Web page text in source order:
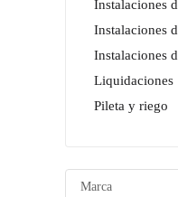
Instalaciones
Instalaciones
Instalaciones
Liquidaciones
Pileta y riego